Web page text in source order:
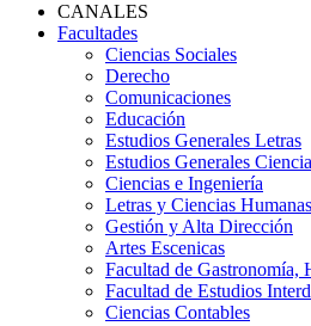
CANALES
Facultades
Ciencias Sociales
Derecho
Comunicaciones
Educación
Estudios Generales Letras
Estudios Generales
Ciencias e Ingeniería
Letras y Ciencias Humanas
Gestión y Alta Dirección
Artes Escenicas
Facultad de Gastronomía,
Facultad de Estudios
Ciencias Contables